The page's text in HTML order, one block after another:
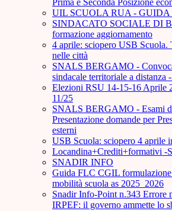
Prima e Seconda Posizione
UIL SCUOLA RUA -
SINDACATO SOCIALE DI
formazione aggiornamento
4 aprile: sciopero USB Scuola.
nelle città
SNALS BERGAMO -
sindacale territoriale a distanza
Elezioni RSU 14-15-16 Aprile
11/25
SNALS BERGAMO - Esami
Presentazione domande per
esterni
USB Scuola: sciopero 4 aprile
Locandina+Crediti+formativi -
SNADIR INFO
Guida FLC CGIL
mobilità scuola as 2025_2026
Snadir Info-Point n.343 Errore
IRPEF: il governo ammette lo